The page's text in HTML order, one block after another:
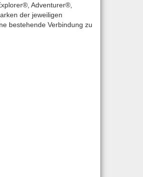
Adventurer®,
der jeweiligen
bestehende Verbindung zu